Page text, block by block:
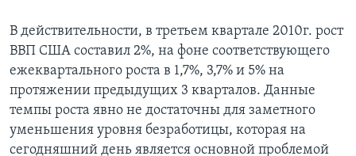
В действительности, в третьем квартале 2010г. рост
ВВП США составил 2%, на фоне соответствующего
ежеквартального роста в 1,7%, 3,7% и 5% на
протяжении предыдущих 3 кварталов. Данные
темпы роста явно не достаточны для заметного
уменьшения уровня безработицы, которая на
сегодняшний день является основной проблемой